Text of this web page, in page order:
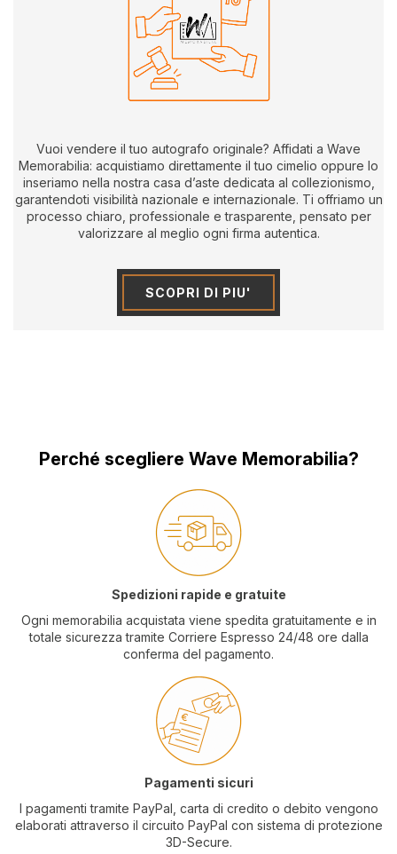
Vuoi vendere il tuo autografo originale? Affidati a Wave
Memorabilia: acquistiamo direttamente il tuo cimelio oppure lo
inseriamo nella nostra casa d’aste dedicata al collezionismo,
garantendoti visibilità nazionale e internazionale. Ti offriamo un
processo chiaro, professionale e trasparente, pensato per
valorizzare al meglio ogni firma autentica.
SCOPRI DI PIU'
Perché scegliere Wave Memorabilia?
Spedizioni rapide e gratuite
Ogni memorabilia acquistata viene spedita gratuitamente e in
totale sicurezza tramite Corriere Espresso 24/48 ore dalla
conferma del pagamento.
Pagamenti sicuri
I pagamenti tramite PayPal, carta di credito o debito vengono
elaborati attraverso il circuito PayPal con sistema di protezione
3D-Secure.